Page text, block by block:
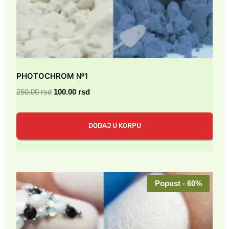
PHOTOCHROM №1
250.00rsd Originalna
250.00 rsd.
100.00 rsdTrenutna
100.00 rsd.
DODAJ U KORPU
Popust - 60%